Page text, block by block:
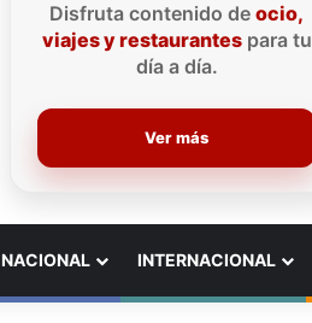
Disfruta contenido deocio,
viajes y restaurantespara tu
día a día.
Ver más
NACIONAL INTERNACIONAL